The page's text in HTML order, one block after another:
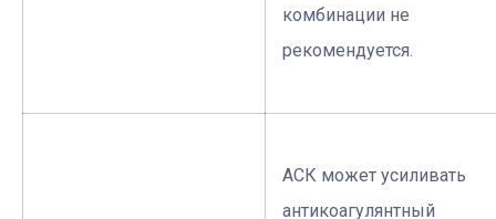
комбинации не
рекомендуется.
АСК может усиливать
антикоагулянтный